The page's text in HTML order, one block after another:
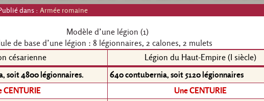
dans : Armée romaine
Modèle d’une légion (1)
de base d’une légion : 8 légionnaires, 2 calones, 2 mulets
césarienne
Légion du Haut-Empire (I siècle)
soit 4800 légionnaires.
640 contubernia, soit 5120 légionnaires
CENTURIE
Une CENTURIE